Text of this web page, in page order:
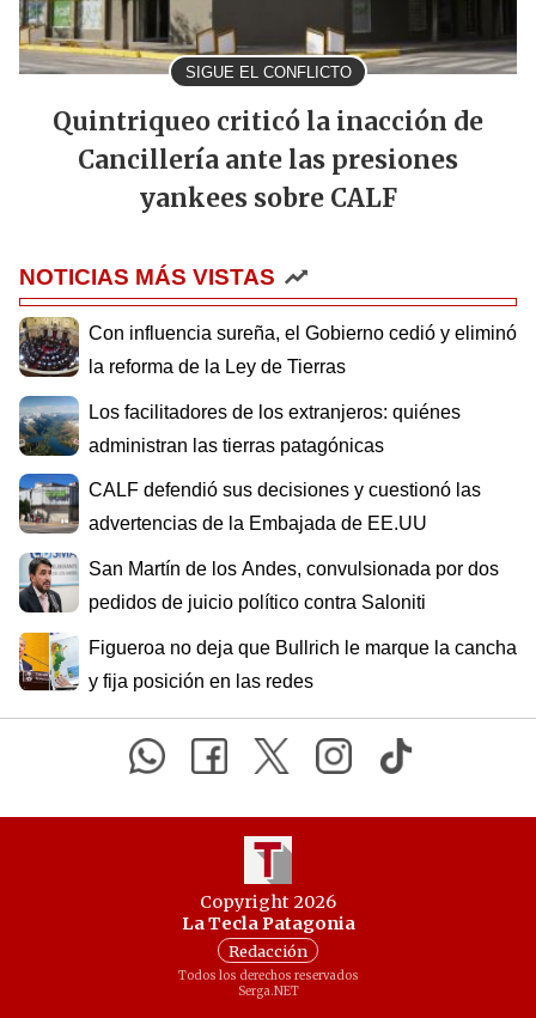
SIGUE EL CONFLICTO
Quintriqueo criticó la inacción de
Cancillería ante las presiones
yankees sobre CALF
NOTICIAS MÁS VISTAS
Con influencia sureña, el Gobierno cedió y eliminó
la reforma de la Ley de Tierras
Los facilitadores de los extranjeros: quiénes
administran las tierras patagónicas
CALF defendió sus decisiones y cuestionó las
advertencias de la Embajada de EE.UU
San Martín de los Andes, convulsionada por dos
pedidos de juicio político contra Saloniti
Figueroa no deja que Bullrich le marque la cancha
y fija posición en las redes
Copyright 2026
La Tecla Patagonia
Redacción
Todos los derechos reservados
Serga.NET